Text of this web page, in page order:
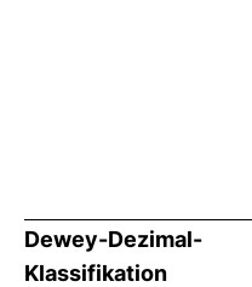
Dewey-Dezimal-
Klassifikation